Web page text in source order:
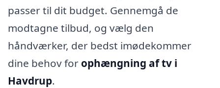
passer til dit budget. Gennemgå de
modtagne tilbud, og vælg den
håndværker, der bedst imødekommer
dine behov for ophængning af tv i
Havdrup.